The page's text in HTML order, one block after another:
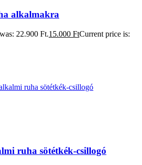
alkalmakra
22.900 Ft.15.000 FtCurrent price is:
ruha sötétkék-csillogó